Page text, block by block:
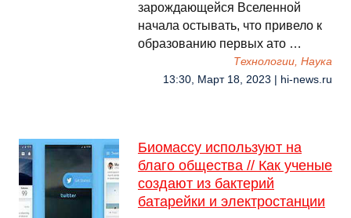
зарождающейся Вселенной
начала остывать, что привело к
образованию первых ато …
Технологии, Наука
13:30, Март 18, 2023 | hi-news.ru
Биомассу используют на
благо общества // Как ученые
создают из бактерий
батарейки и электростанции